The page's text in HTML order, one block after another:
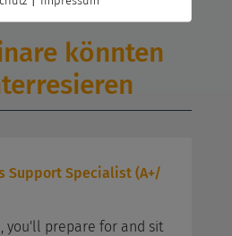
könnten
Support Specialist (A+/
you'll prepare for and sit